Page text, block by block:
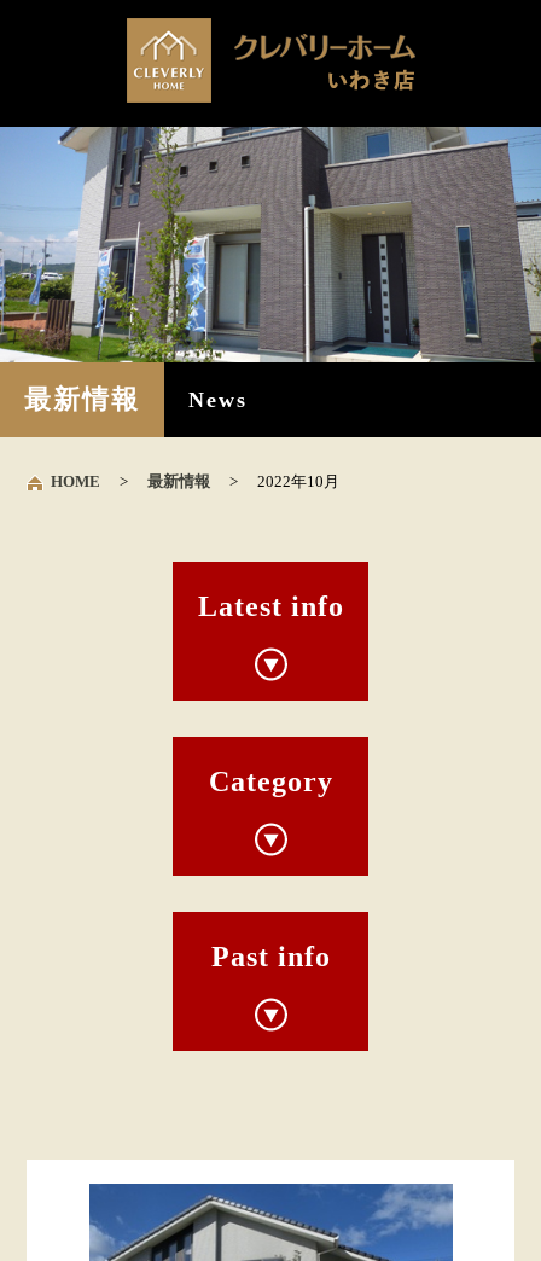
最新情報 News
HOME > 最新情報 > 2022年10月
Latest info
Category
Past info